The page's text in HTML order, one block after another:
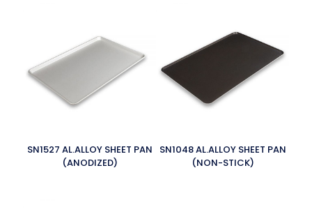
SN1527 AL.ALLOY SHEET PAN
(ANODIZED)
SN1048 AL.ALLOY SHEET PAN
(NON-STICK)